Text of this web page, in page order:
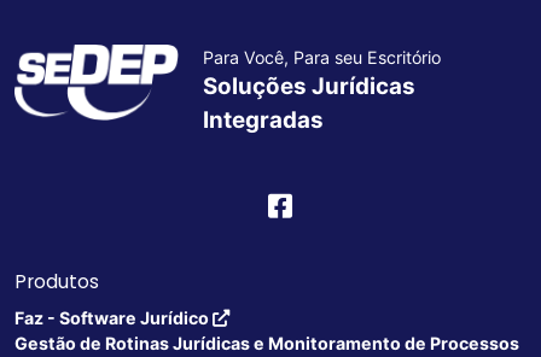
Para Você, Para seu Escritório
Soluções Jurídicas
Integradas
Produtos
Faz - Software Jurídico
Gestão de Rotinas Jurídicas e Monitoramento de Processos